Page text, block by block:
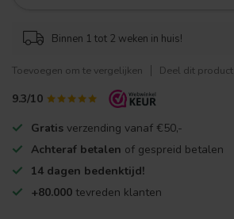
Binnen 1 tot 2 weken in huis!
Toevoegen om te vergelijken Deel dit product
9.3/10
Gratis verzending vanaf €50,-
Achteraf betalen of gespreid betalen
14 dagen bedenktijd!
+80.000 tevreden klanten